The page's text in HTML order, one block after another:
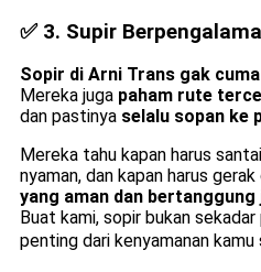
✅ 3. Supir
Sopir di Arni Trans gak
Mereka juga paham rute
dan pastinya selalu sopan ke
Mereka tahu kapan harus
nyaman, dan kapan harus
yang aman dan bertanggung
Buat kami, sopir bukan
penting dari kenyamanan